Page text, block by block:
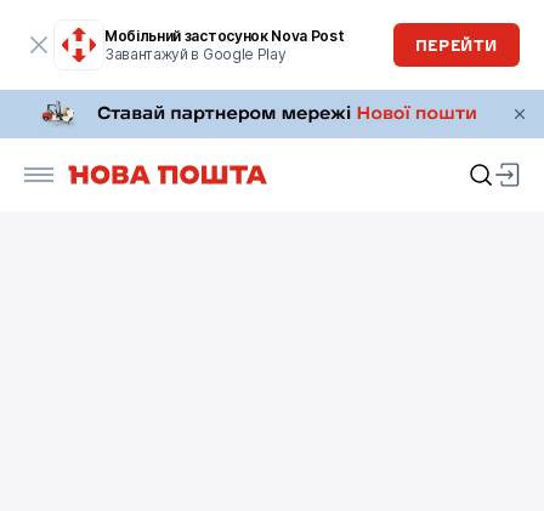
Мобільний застосунок Nova Post
Завантажуй в Google Play
ПЕРЕЙТИ